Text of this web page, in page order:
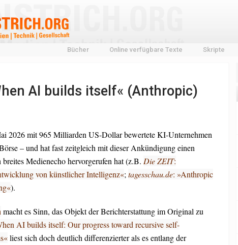
Skripte
Online verfügbare Texte
Bücher
AI builds itself« (Anthropic)
2026 mit 965 Milliarden US-Dollar bewertete KI-Unternehmen
– und hat fast zeitgleich mit dieser Ankündigung einen
Medienecho hervorgerufen hat (z.B. Die ZEIT:
von künstlicher Intelligenz«; tagesschau.de: »Anthropic
).
macht es Sinn, das Objekt der Berichterstattung im Original zu
AI builds itself: Our progress toward recursive self-
liest sich doch deutlich differenzierter als es entlang der